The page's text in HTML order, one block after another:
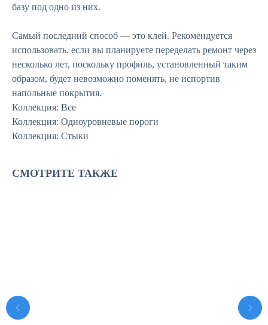
базу под одно из них.
Самый последний способ — это клей. Рекомендуется
использовать, если вы планируете переделать ремонт через
несколько лет, поскольку профиль, установленный таким
образом, будет невозможно поменять, не испортив
напольные покрытия.
Коллекция: Все
Коллекция: Одноуровневые пороги
Коллекция: Стыки
СМОТРИТЕ ТАКЖЕ